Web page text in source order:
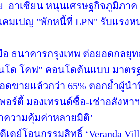
–อาเซียน หนุนเศรษฐกิจภูมิภาค
คมเปญ "พักหนี้ที่ LPN" รับแรง
ธนาคารกรุงเทพ ต่อยอดกลยุ
โด โคฟ” คอนโดต้นแบบ มาต
ดขายแล้วกว่า 65% ตอกย้ำผู้น
อร์ตี้ มองเทรนด์ซื้อ-เช่าอสังหา
ความคุ้มค่าหลายมิติ’
ดีเดย์โอนกรรมสิทธิ์ ‘Veranda